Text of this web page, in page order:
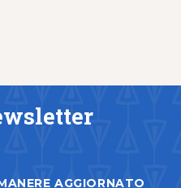
AGGIORNATO